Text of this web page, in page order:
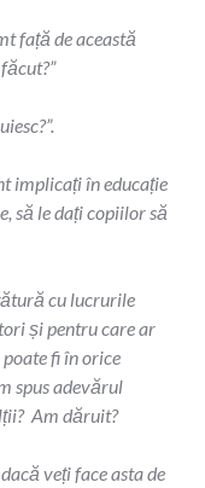
față de această
implicați în educație
să le dați copiilor să
cu lucrurile
și pentru care ar
fi în orice
spus adevărul
Am dăruit?
veți face asta de